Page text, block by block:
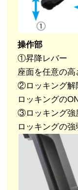
操作部
①昇降レバー
座面を任意の高
②ロッキング解
ロッキングの
③ロッキング強
ロッキングの強